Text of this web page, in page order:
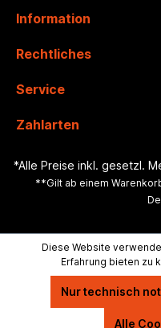
Information
Rechtliches
Service
Zahlarten
*Alle Preise inkl. gesetzl.
**Gilt ab einem
Diese Website
Erfahrung bieten zu
Nur technisch
Alle